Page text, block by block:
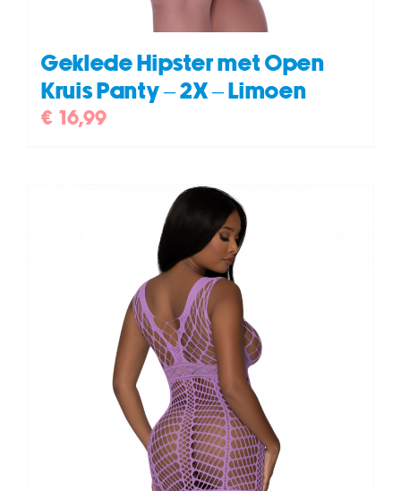
Geklede Hipster met Open
Kruis Panty – 2X – Limoen
€ 16,99